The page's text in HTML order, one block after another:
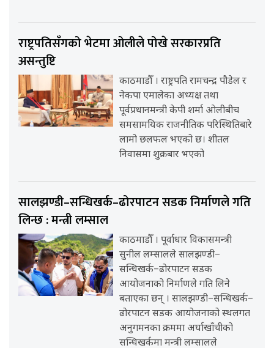
राष्ट्रपतिसँगको भेटमा ओलीले पोखे सरकारप्रति
असन्तुष्टि
काठमाडौँ । राष्ट्रपति रामचन्द्र पौडेल र
नेकपा एमालेका अध्यक्ष तथा
पूर्वप्रधानमन्त्री केपी शर्मा ओलीबीच
समसामयिक राजनीतिक परिस्थितिबारे
लामो छलफल भएको छ। शीतल
निवासमा शुक्रबार भएको
सालझण्डी–सन्धिखर्क–ढोरपाटन सडक निर्माणले गति
लिन्छ : मन्त्री लम्साल
काठमाडौँ । पूर्वाधार विकासमन्त्री
सुनील लम्सालले सालझण्डी–
सन्धिखर्क–ढोरपाटन सडक
आयोजनाको निर्माणले गति लिने
बताएका छन् । सालझण्डी–सन्धिखर्क–
ढोरपाटन सडक आयोजनाको स्थलगत
अनुगमनका क्रममा अर्घाखाँचीको
सन्धिखर्कमा मन्त्री लम्सालले